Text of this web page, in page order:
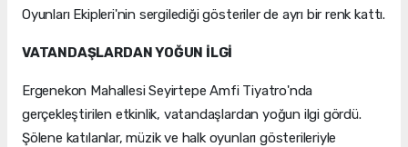
Oyunları Ekipleri'nin sergilediği gösteriler de ayrı bir renk kattı.
VATANDAŞLARDAN YOĞUN İLGİ
Ergenekon Mahallesi Seyirtepe Amfi Tiyatro'nda
gerçekleştirilen etkinlik, vatandaşlardan yoğun ilgi gördü.
Şölene katılanlar, müzik ve halk oyunları gösterileriyle